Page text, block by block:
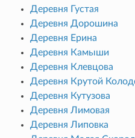
Деревня Густая
Деревня Дорошина
Деревня Ерина
Деревня Камыши
Деревня Клевцова
Деревня Крутой
Деревня Кутузова
Деревня Лимовая
Деревня Липовка